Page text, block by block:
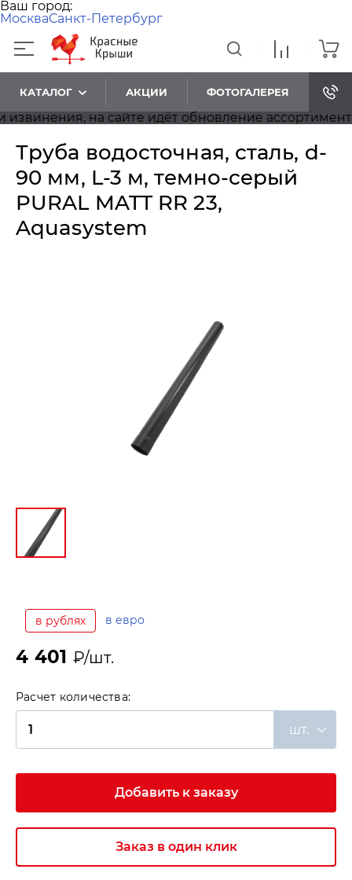
Ваш город:
МоскваСанкт-Петербург
КАТАЛОГ АКЦИИ ФОТОГАЛЕРЕЯ
на сайте идёт обновление ассортимента,
Труба водосточная, сталь, d-
90 мм, L-3 м, темно-серый
PURAL MATT RR 23,
Aquasystem
в рублях в евро
4 401 ₽/шт.
Расчет количества:
шт.
Добавить к заказу
Заказ в один клик